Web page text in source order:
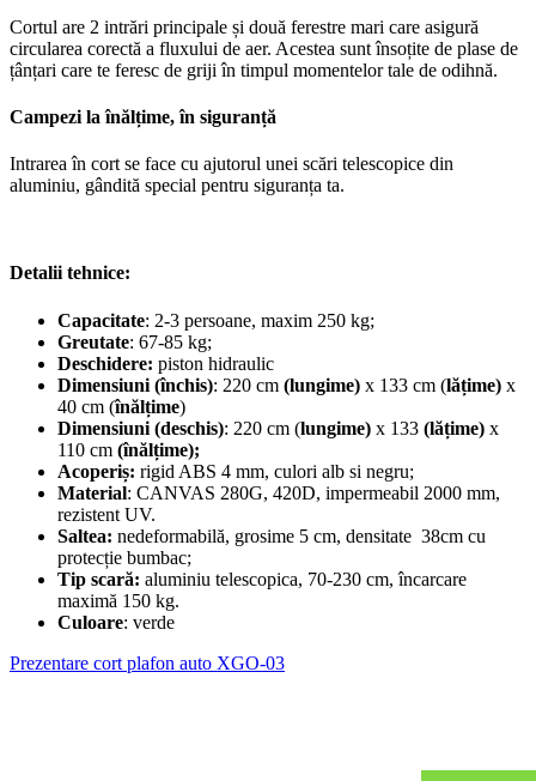
Cortul are 2 intrări principale și două ferestre mari care asigură
circularea corectă a fluxului de aer. Acestea sunt însoțite de plase de
țânțari care te feresc de griji în timpul momentelor tale de odihnă.
Campezi la înălțime, în siguranță
Intrarea în cort se face cu ajutorul unei scări telescopice din
aluminiu, gândită special pentru siguranța ta.
Detalii tehnice:
Capacitate: 2-3 persoane, maxim 250 kg;
Greutate: 67-85 kg;
Deschidere: piston hidraulic
Dimensiuni (închis): 220 cm (lungime) x 133 cm (lățime) x
40 cm (înălțime)
Dimensiuni (deschis): 220 cm (lungime) x 133 (lățime) x
110 cm (înălțime);
Acoperiș: rigid ABS 4 mm, culori alb si negru;
Material: CANVAS 280G, 420D, impermeabil 2000 mm,
rezistent UV.
Saltea: nedeformabilă, grosime 5 cm, densitate 38cm cu
protecție bumbac;
Tip scară: aluminiu telescopica, 70-230 cm, încarcare
maximă 150 kg.
Culoare: verde
Prezentare cort plafon auto XGO-03